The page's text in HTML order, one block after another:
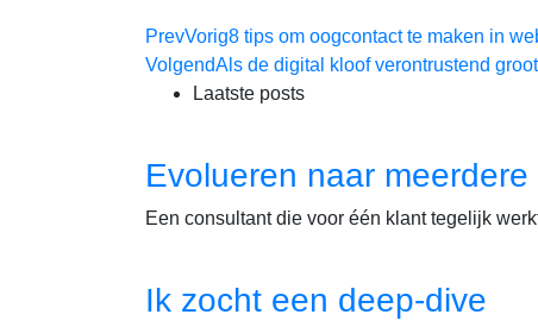
PrevVorig8 tips om oogcontact te maken in
VolgendAls de digital kloof verontrustend
Laatste posts
Evolueren naar
Een consultant die voor één klant tegelijk
Ik zocht een deep-dive